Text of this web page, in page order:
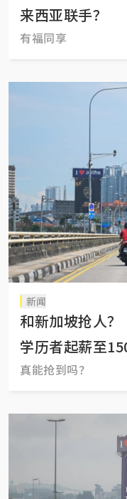
来西亚联手？
有福同享
新闻
和新加坡抢人
学历者起薪至
真能抢到吗？